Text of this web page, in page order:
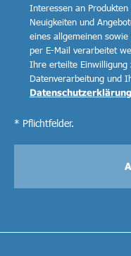
Interessen an
Neuigkeiten und
eines allgemeinen
per E-Mail verarbeitet
Ihre erteilte
Datenverarbeitung und
Datenschutzerklärung
* Pflichtfelder.